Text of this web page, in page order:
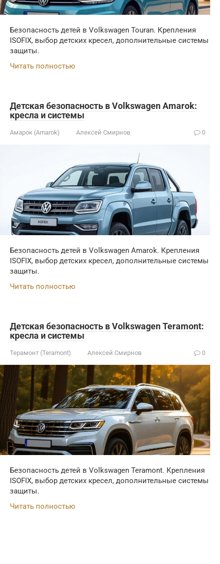
Безопасность детей в Volkswagen Touran. Крепления
ISOFIX, выбор детских кресел, дополнительные системы
защиты.
Читать полностью
Детская безопасность в Volkswagen Amarok:
кресла и системы
Амарок (Amarok) Алексей Смирнов 0
Безопасность детей в Volkswagen Amarok. Крепления
ISOFIX, выбор детских кресел, дополнительные системы
защиты.
Читать полностью
Детская безопасность в Volkswagen Teramont:
кресла и системы
Терамонт (Teramont) Алексей Смирнов 0
Безопасность детей в Volkswagen Teramont. Крепления
ISOFIX, выбор детских кресел, дополнительные системы
защиты.
Читать полностью